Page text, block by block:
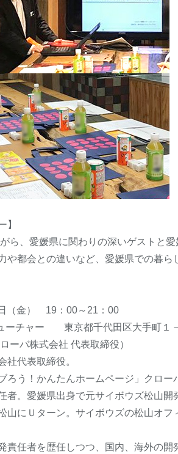
】
、愛媛県に関わりの深いゲストと愛
や都会との違いなど、愛媛県での暮ら
（金） 19：00～21：00
ー 東京都千代田区大手町１－
株式会社 代表取締役）
取締役。
たんホームページ」クローバ
出身で元サイボウズ松山開発
。サイボウズの松山オフィ
しつつ、国内、海外の開発